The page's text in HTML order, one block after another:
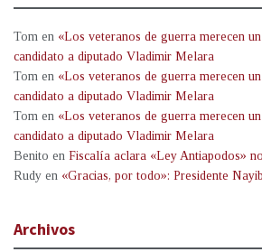
Tom en «Los veteranos de guerra merecen
candidato a diputado Vladimir Melara
Tom en «Los veteranos de guerra merecen
candidato a diputado Vladimir Melara
Tom en «Los veteranos de guerra merecen
candidato a diputado Vladimir Melara
Benito en Fiscalía aclara «Ley Antiapodos»
Rudy en «Gracias, por todo»: Presidente
Archivos